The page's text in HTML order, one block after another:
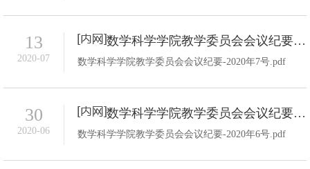
13
2020-07
数学科学学院教学委员会会议纪要-2020年7号
数学科学学院教学委员会会议纪要-2020年7号.pdf
30
2020-06
数学科学学院教学委员会会议纪要-2020年6号
数学科学学院教学委员会会议纪要-2020年6号.pdf